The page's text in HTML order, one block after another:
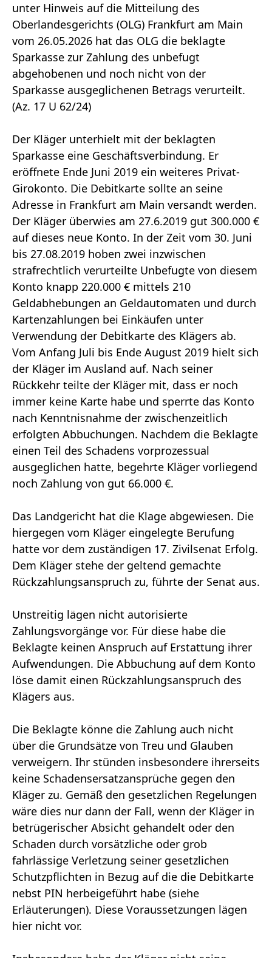
unter Hinweis auf die Mitteilung des
Oberlandesgerichts (OLG) Frankfurt am Main
vom 26.05.2026 hat das OLG die beklagte
Sparkasse zur Zahlung des unbefugt
abgehobenen und noch nicht von der
Sparkasse ausgeglichenen Betrags verurteilt.
(Az. 17 U 62/24)
Der Kläger unterhielt mit der beklagten
Sparkasse eine Geschäftsverbindung. Er
eröffnete Ende Juni 2019 ein weiteres Privat-
Girokonto. Die Debitkarte sollte an seine
Adresse in Frankfurt am Main versandt werden.
Der Kläger überwies am 27.6.2019 gut 300.000 €
auf dieses neue Konto. In der Zeit vom 30. Juni
bis 27.08.2019 hoben zwei inzwischen
strafrechtlich verurteilte Unbefugte von diesem
Konto knapp 220.000 € mittels 210
Geldabhebungen an Geldautomaten und durch
Kartenzahlungen bei Einkäufen unter
Verwendung der Debitkarte des Klägers ab.
Vom Anfang Juli bis Ende August 2019 hielt sich
der Kläger im Ausland auf. Nach seiner
Rückkehr teilte der Kläger mit, dass er noch
immer keine Karte habe und sperrte das Konto
nach Kenntnisnahme der zwischenzeitlich
erfolgten Abbuchungen. Nachdem die Beklagte
einen Teil des Schadens vorprozessual
ausgeglichen hatte, begehrte Kläger vorliegend
noch Zahlung von gut 66.000 €.
Das Landgericht hat die Klage abgewiesen. Die
hiergegen vom Kläger eingelegte Berufung
hatte vor dem zuständigen 17. Zivilsenat Erfolg.
Dem Kläger stehe der geltend gemachte
Rückzahlungsanspruch zu, führte der Senat aus.
Unstreitig lägen nicht autorisierte
Zahlungsvorgänge vor. Für diese habe die
Beklagte keinen Anspruch auf Erstattung ihrer
Aufwendungen. Die Abbuchung auf dem Konto
löse damit einen Rückzahlungsanspruch des
Klägers aus.
Die Beklagte könne die Zahlung auch nicht
über die Grundsätze von Treu und Glauben
verweigern. Ihr stünden insbesondere ihrerseits
keine Schadensersatzansprüche gegen den
Kläger zu. Gemäß den gesetzlichen Regelungen
wäre dies nur dann der Fall, wenn der Kläger in
betrügerischer Absicht gehandelt oder den
Schaden durch vorsätzliche oder grob
fahrlässige Verletzung seiner gesetzlichen
Schutzpflichten in Bezug auf die die Debitkarte
nebst PIN herbeigeführt habe (siehe
Erläuterungen). Diese Voraussetzungen lägen
hier nicht vor.